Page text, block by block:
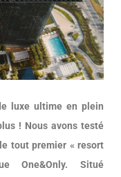
luxe ultime en plein
! Nous avons testé
tout premier « resort
One&Only. Situé